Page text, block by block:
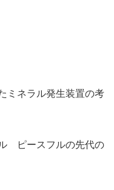
ミネラル発生装置の考
ピースフルの先代の